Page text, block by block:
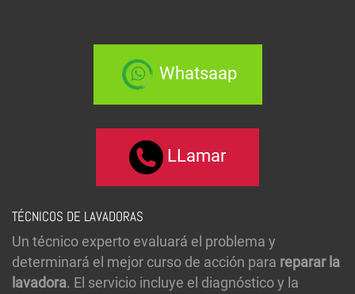
Whatsaap
LLamar
TÉCNICOS DE LAVADORAS
Un técnico experto evaluará el problema y
determinará el mejor curso de acción para reparar la
lavadora. El servicio incluye el diagnóstico y la